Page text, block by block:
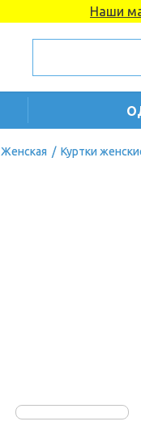
Наши
Женская / Куртки